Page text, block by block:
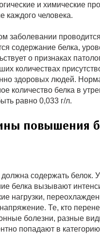
и химические
каждого человека.
заболевании
содержание белка,
о признаках
количествах
здоровых людей.
количество белка в
равно 0,033 г/л.
повышения
содержать белок.
белка вызывают
нагрузки,
Те, кто
болезни, разные
попадают в